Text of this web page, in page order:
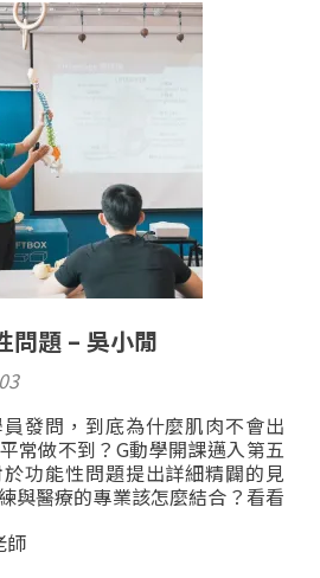
問題 – 吳小閒
發問，到底為什麼肌肉不會出
常做不到？G動學開課邁入第五
功能性問題提出詳細精闢的見
與醫療的專業該怎麼結合？看看
師